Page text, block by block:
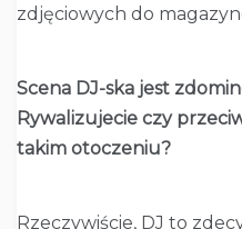
zdjęciowych do
Scena DJ-ska jest
Rywalizujecie czy
takim otoczeniu?
Rzeczywiście, DJ to